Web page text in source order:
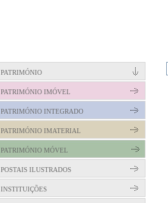
PATRIMÓNIO
PATRIMÓNIO IMÓVEL
PATRIMÓNIO INTEGRADO
PATRIMÓNIO IMATERIAL
PATRIMÓNIO MÓVEL
POSTAIS ILUSTRADOS
INSTITUIÇÕES